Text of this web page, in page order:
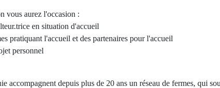
vous aurez l'occasion :
en situation d'accueil
pratiquant l'accueil et des partenaires pour l'accueil
personnel
accompagnent depuis plus de 20 ans un réseau de fermes, qui